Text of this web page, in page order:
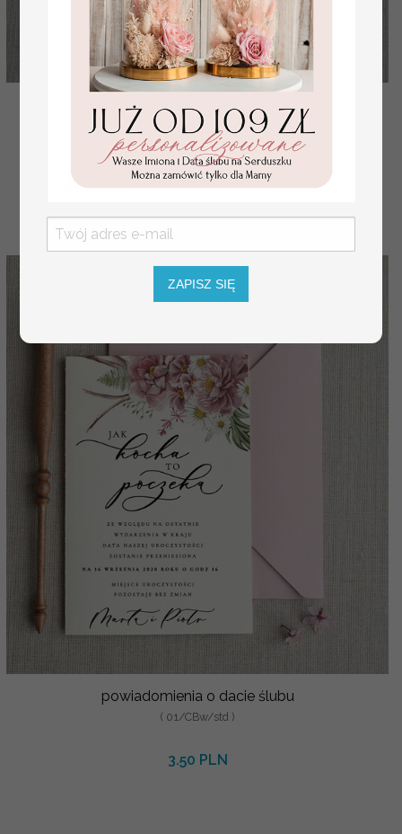
powiadomienia o dacie ślubu poinformuj gości o
zmianie daty ślubu
( 02/CBL/std )
4.00 PLN
powiadomienia o dacie ślubu
( 01/CBw/std )
3.50 PLN
ZAPISZ SIĘ